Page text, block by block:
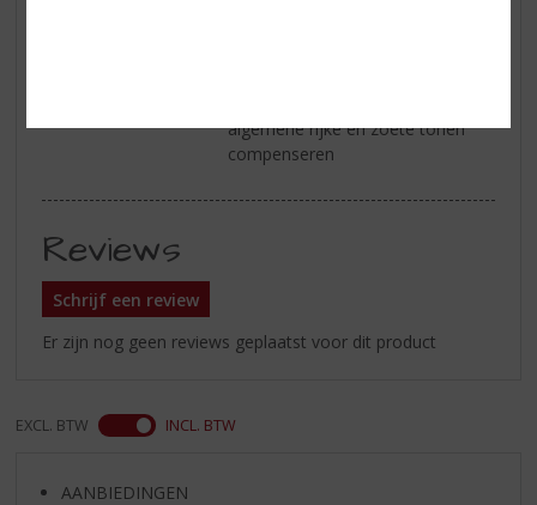
algemene rijke en zoete tonen
compenseren
Reviews
Schrijf een review
Er zijn nog geen reviews geplaatst voor dit product
EXCL. BTW INCL. BTW
AANBIEDINGEN